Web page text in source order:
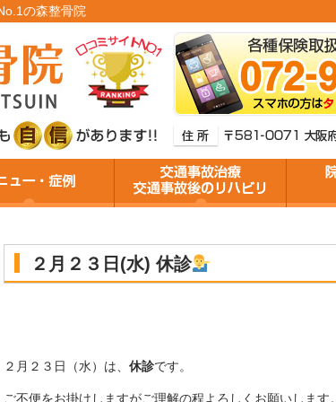
の森整骨院
２月２３日(水) 休診
２月２３日（水）は、 休診です。
ご不便をお掛けしますがご理解の程よろしくお願いします。